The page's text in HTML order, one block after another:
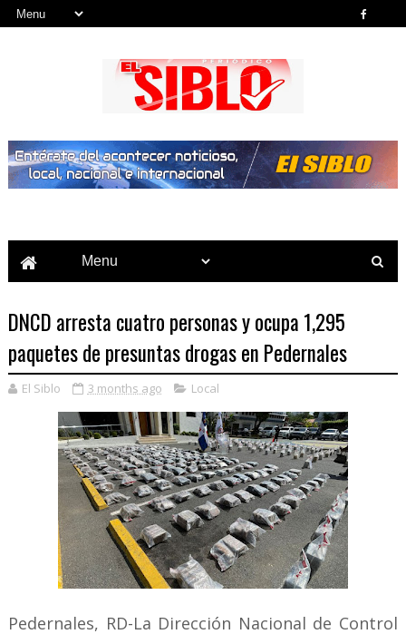
DNCD arresta cuatro personas y ocupa 1,295
paquetes de presuntas drogas en Pedernales
El Siblo 3 months ago Local
Pedernales, RD-La Dirección Nacional de Control